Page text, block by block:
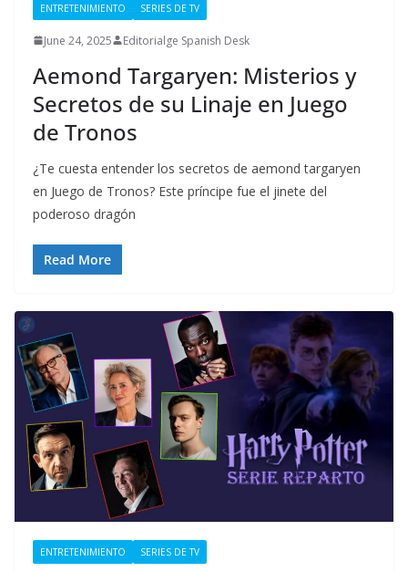
ENTRETENIMIENTO SERIES DE TV
June 24, 2025 Editorialge Spanish Desk
Aemond Targaryen: Misterios y
Secretos de su Linaje en Juego
de Tronos
¿Te cuesta entender los secretos de aemond targaryen
en Juego de Tronos? Este príncipe fue el jinete del
poderoso dragón
Read More
ENTRETENIMIENTO SERIES DE TV